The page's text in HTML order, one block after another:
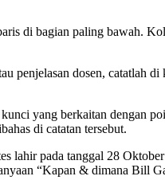
di bagian paling bawah.
penjelasan dosen, catatlah
yang berkaitan dengan
di catatan tersebut.
lahir pada tanggal 28
“Kapan & dimana Bill